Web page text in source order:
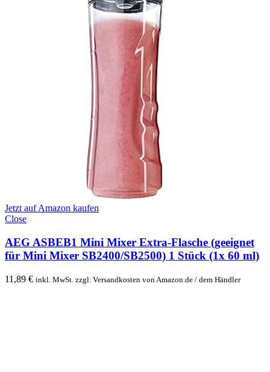
Jetzt auf Amazon kaufen
Close
AEG ASBEB1 Mini Mixer Extra-Flasche (geeignet
für Mini Mixer SB2400/SB2500) 1 Stück (1x 60 ml)
11,89 € inkl. MwSt. zzgl. Versandkosten von Amazon.de / dem Händler